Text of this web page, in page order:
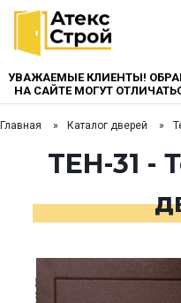
УВАЖАЕМЫЕ КЛИЕНТЫ!
НА САЙТЕ МОГУТ
Главная Каталог дверей
TEH-31 -